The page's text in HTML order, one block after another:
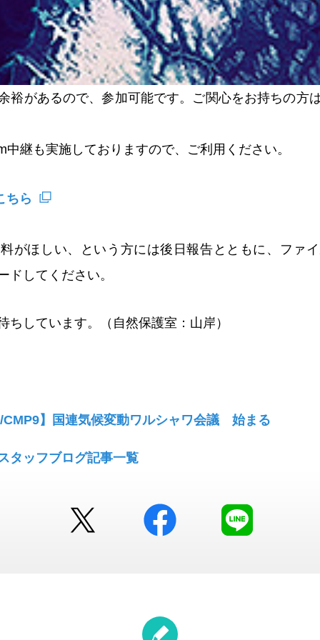
裕があるので、参加可能です。ご関心をお持ちの方
継も実施しておりますので、ご利用ください。
ちら
がほしい、という方には後日報告とともに、ファ
ドしてください。
ちしています。（自然保護室：山岸）
CMP9】国連気候変動ワルシャワ会議 始まる
タッフブログ記事一覧
facebook